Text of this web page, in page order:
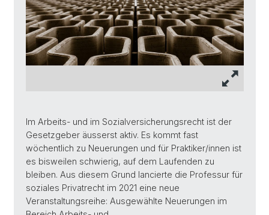
Im Arbeits- und im Sozialversicherungsrecht ist der
Gesetzgeber äusserst aktiv. Es kommt fast
wöchentlich zu Neuerungen und für Praktiker/innen ist
es bisweilen schwierig, auf dem Laufenden zu
bleiben. Aus diesem Grund lancierte die Professur für
soziales Privatrecht im 2021 eine neue
Veranstaltungsreihe: Ausgewählte Neuerungen im